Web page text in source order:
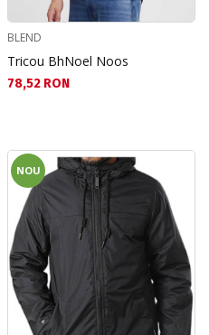
BLEND
Tricou BhNoel Noos
Текуща цена:
78,52 RON
NOU